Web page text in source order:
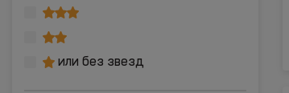
или без звезд